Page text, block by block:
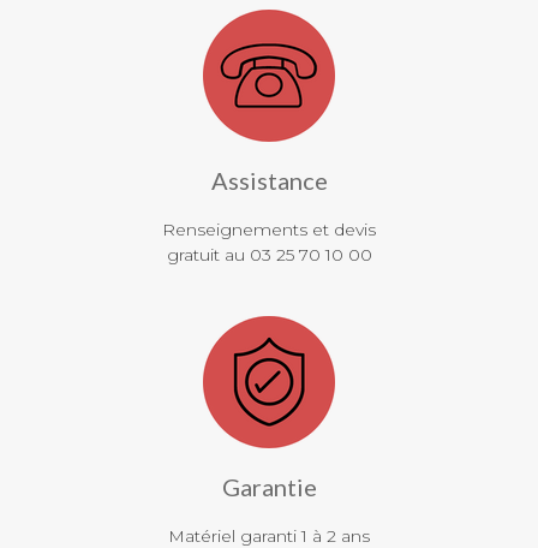
Assistance
Renseignements et devis
gratuit au 03 25 70 10 00
Garantie
Matériel garanti 1 à 2 ans